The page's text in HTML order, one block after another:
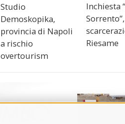
Studio
Demoskopika,
provincia di Napoli
a rischio
overtourism
Inchiesta
Sorrento”,
Riesame